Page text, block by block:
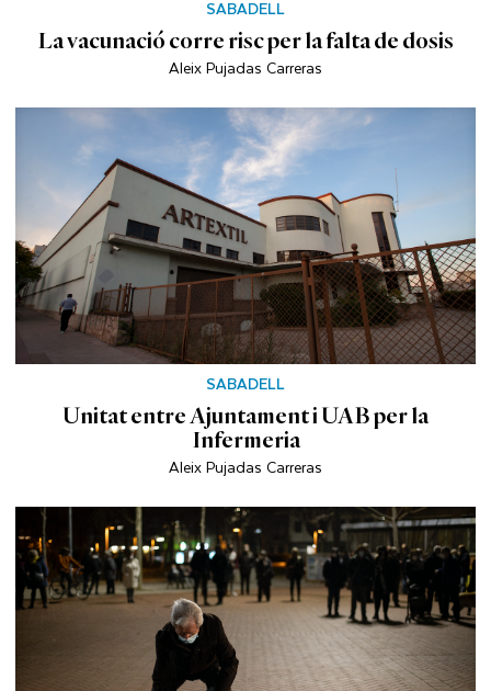
SABADELL
La vacunació corre risc per la falta de dosis
Aleix Pujadas Carreras
SABADELL
Unitat entre Ajuntament i UAB per la
Infermeria
Aleix Pujadas Carreras